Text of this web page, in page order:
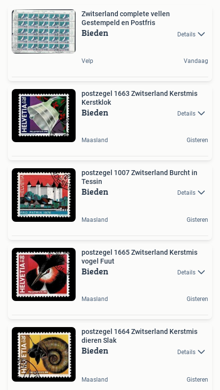
Zwitserland complete vellen
Gestempeld en Postfris
Bieden Details
Velp Vandaag
postzegel 1663 Zwitserland Kerstmis
Kerstklok
Bieden Details
Maasland Gisteren
postzegel 1007 Zwitserland Burcht in
Tessin
Bieden Details
Maasland Gisteren
postzegel 1665 Zwitserland Kerstmis
vogel Fuut
Bieden Details
Maasland Gisteren
postzegel 1664 Zwitserland Kerstmis
dieren Slak
Bieden Details
Maasland Gisteren